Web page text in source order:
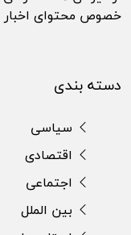
خصوص محتوای اخبار
دسته بندی
سیاسی
اقتصادی
اجتماعی
بین الملل